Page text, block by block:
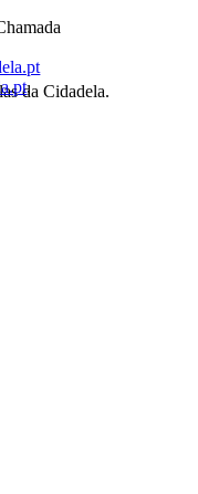
,
da Cidadela.